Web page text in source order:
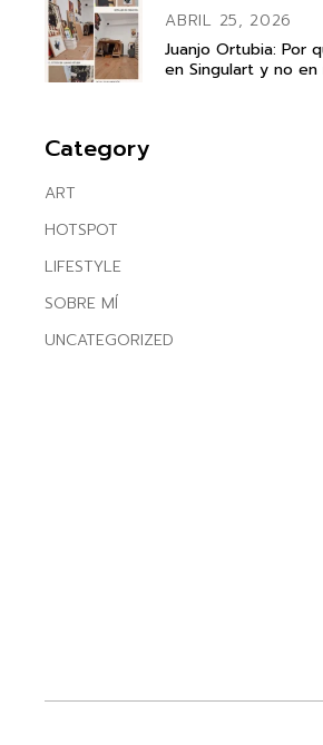
ABRIL 25, 2026
Juanjo Ortubia: Por
en Singulart y no
Category
ART
HOTSPOT
LIFESTYLE
SOBRE MÍ
UNCATEGORIZED